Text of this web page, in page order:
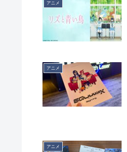
アニメ
アニメ
アニメ